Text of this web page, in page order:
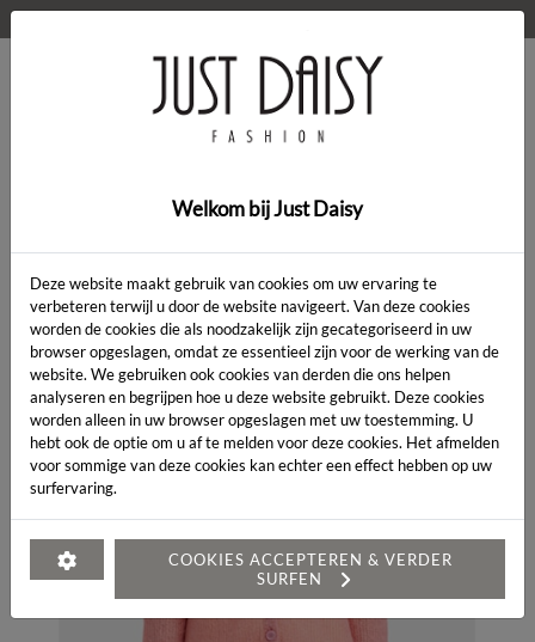
> golf
Welkom bij Just Daisy
Deze website maakt gebruik van cookies om uw ervaring te
verbeteren terwijl u door de website navigeert. Van deze cookies
worden de cookies die als noodzakelijk zijn gecategoriseerd in uw
browser opgeslagen, omdat ze essentieel zijn voor de werking van de
website. We gebruiken ook cookies van derden die ons helpen
analyseren en begrijpen hoe u deze website gebruikt. Deze cookies
worden alleen in uw browser opgeslagen met uw toestemming. U
hebt ook de optie om u af te melden voor deze cookies. Het afmelden
voor sommige van deze cookies kan echter een effect hebben op uw
surfervaring.
COOKIES ACCEPTEREN & VERDER
SURFEN